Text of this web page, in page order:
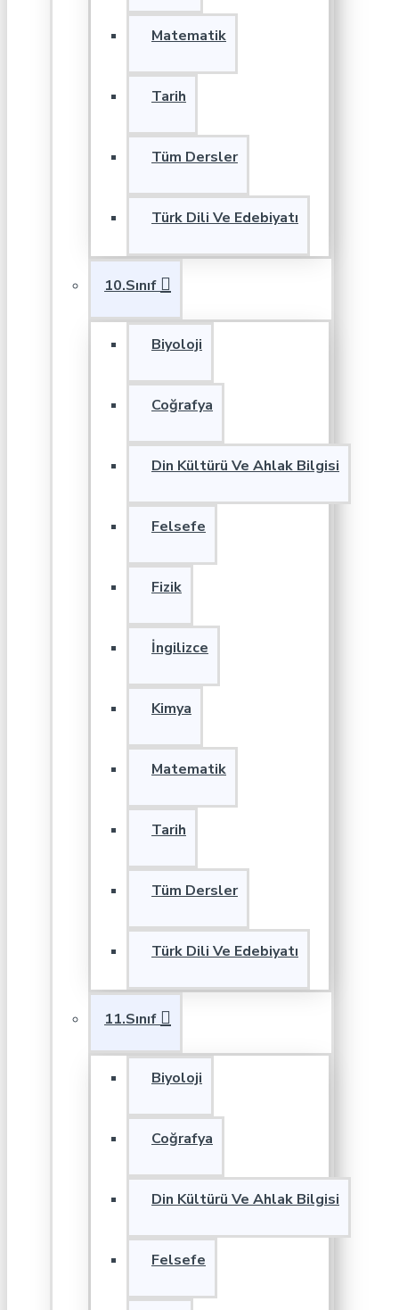
Matematik
Tarih
Tüm Dersler
Türk Dili Ve Edebiyatı
10.Sınıf
Biyoloji
Coğrafya
Din Kültürü Ve Ahlak Bilgisi
Felsefe
Fizik
İngilizce
Kimya
Matematik
Tarih
Tüm Dersler
Türk Dili Ve Edebiyatı
11.Sınıf
Biyoloji
Coğrafya
Din Kültürü Ve Ahlak Bilgisi
Felsefe